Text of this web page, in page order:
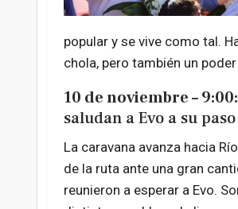
popular y se vive como tal.
chola, pero también un
10 de noviembre – 9:00:
saludan a Evo a su paso
La caravana avanza hacia
de la ruta ante una gran
reunieron a esperar a Evo.